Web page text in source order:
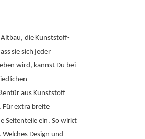
die Kunststoff-
sie sich jeder
wird, kannst Du bei
aus Kunststoff
Für extra breite
Seitenteile ein. So wirkt
Design und